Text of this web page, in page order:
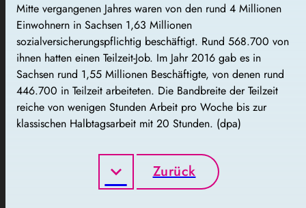
Mitte vergangenen Jahres waren von den rund 4 Millionen
Einwohnern in Sachsen 1,63 Millionen
sozialversicherungspflichtig beschäftigt. Rund 568.700 von
ihnen hatten einen Teilzeit-Job. Im Jahr 2016 gab es in
Sachsen rund 1,55 Millionen Beschäftigte, von denen rund
446.700 in Teilzeit arbeiteten. Die Bandbreite der Teilzeit
reiche von wenigen Stunden Arbeit pro Woche bis zur
klassischen Halbtagsarbeit mit 20 Stunden. (dpa)
Zurück